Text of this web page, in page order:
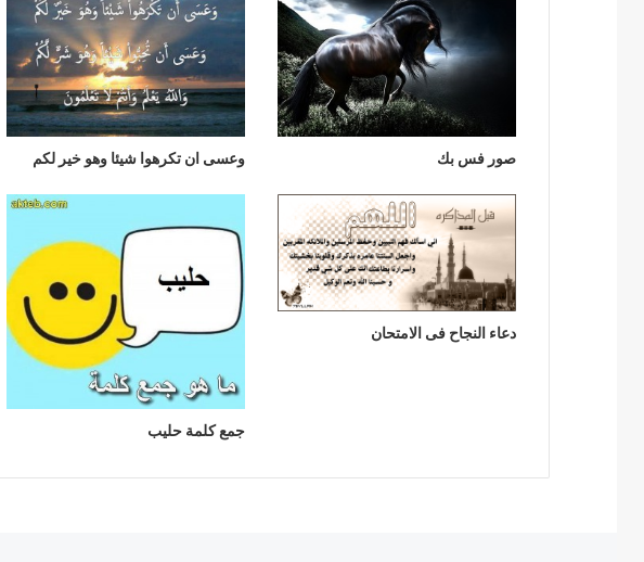
صور فس بك وعسى ان تكرهوا شيئا وهو خير لكم
دعاء النجاح فى الامتحان
جمع كلمة حليب